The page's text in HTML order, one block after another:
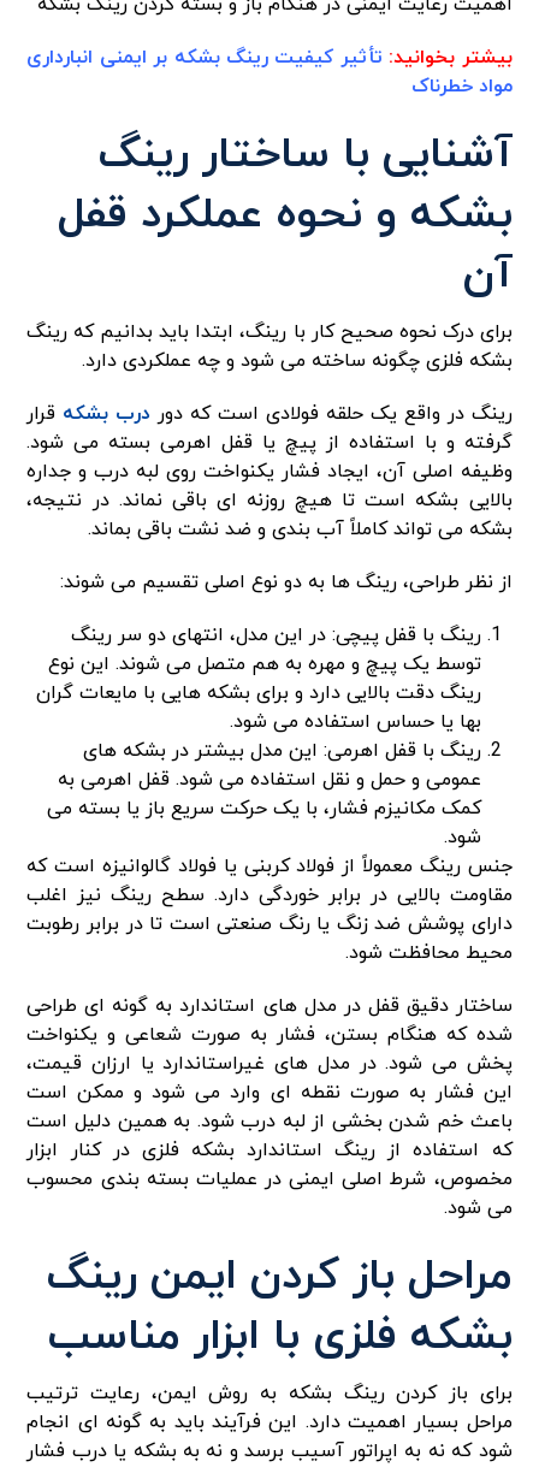
بیشتر بخوانید: تأثیر کیفیت رینگ بشکه بر ایمنی انبارداری
مواد خطرناک
آشنایی با ساختار رینگ
بشکه و نحوه عملکرد قفل
آن
برای درک نحوه صحیح کار با رینگ، ابتدا باید بدانیم که رینگ
بشکه فلزی چگونه ساخته می شود و چه عملکردی دارد.
رینگ در واقع یک حلقه فولادی است که دور درب بشکه قرار
گرفته و با استفاده از پیچ یا قفل اهرمی بسته می شود.
وظیفه اصلی آن، ایجاد فشار یکنواخت روی لبه درب و جداره
بالایی بشکه است تا هیچ روزنه ای باقی نماند. در نتیجه،
بشکه می تواند کاملاً آب بندی و ضد نشت باقی بماند.
از نظر طراحی، رینگ ها به دو نوع اصلی تقسیم می شوند:
رینگ با قفل پیچی: در این مدل، انتهای دو سر رینگ
توسط یک پیچ و مهره به هم متصل می شوند. این نوع
رینگ دقت بالایی دارد و برای بشکه هایی با مایعات گران
بها یا حساس استفاده می شود.
رینگ با قفل اهرمی: این مدل بیشتر در بشکه های
عمومی و حمل و نقل استفاده می شود. قفل اهرمی به
کمک مکانیزم فشار، با یک حرکت سریع باز یا بسته می
شود.
جنس رینگ معمولاً از فولاد کربنی یا فولاد گالوانیزه است که
مقاومت بالایی در برابر خوردگی دارد. سطح رینگ نیز اغلب
دارای پوشش ضد زنگ یا رنگ صنعتی است تا در برابر رطوبت
محیط محافظت شود.
ساختار دقیق قفل در مدل های استاندارد به گونه ای طراحی
شده که هنگام بستن، فشار به صورت شعاعی و یکنواخت
پخش می شود. در مدل های غیراستاندارد یا ارزان قیمت،
این فشار به صورت نقطه ای وارد می شود و ممکن است
باعث خم شدن بخشی از لبه درب شود. به همین دلیل است
که استفاده از رینگ استاندارد بشکه فلزی در کنار ابزار
مخصوص، شرط اصلی ایمنی در عملیات بسته بندی محسوب
می شود.
مراحل باز کردن ایمن رینگ
بشکه فلزی با ابزار مناسب
برای باز کردن رینگ بشکه به روش ایمن، رعایت ترتیب
مراحل بسیار اهمیت دارد. این فرآیند باید به گونه ای انجام
شود که نه به اپراتور آسیب برسد و نه به بشکه یا درب فشار